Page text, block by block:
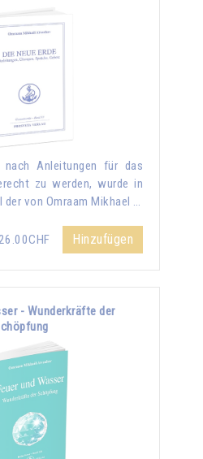
nach Anleitungen für das
zu werden, wurde in
der von Omraam Mikhael …
Hinzufügen
- Wunderkräfte der